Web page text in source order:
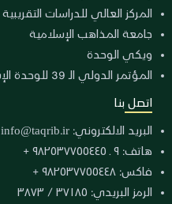
المركز العالي للدراسات التقريبية
جامعة المذاهب الإسلامية
ويكي الوحدة
المؤتمر الدولي الـ 39 للوحدة الإسلامية
اتصل بنا
البريد الالكتروني: info@taqrib.ir
هاتف: ٩ ـ ٩٨٢٥٣٧٧٥٥٤٤٥ +
فاكس: ٩٨٢٥٣٧٧٥٥٤٤٨ +
الرمز البريدي: ٣٧١٨٥ / ٣٨٧٣